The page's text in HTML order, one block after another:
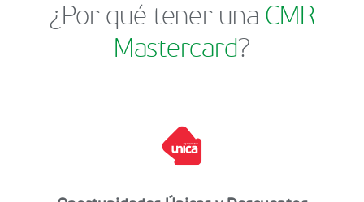
¿Por qué tener una CMR
Mastercard?